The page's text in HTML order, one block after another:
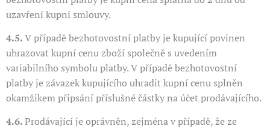
uzavření kupní smlouvy.
4.5.V případě bezhotovostní platby je kupující povinen
uhrazovat kupní cenu zboží společně s uvedením
variabilního symbolu platby. V případě bezhotovostní
platby je závazek kupujícího uhradit kupní cenu splněn
okamžikem připsání příslušné částky na účet prodávajícího.
4.6.Prodávající je oprávněn, zejména v případě, že ze